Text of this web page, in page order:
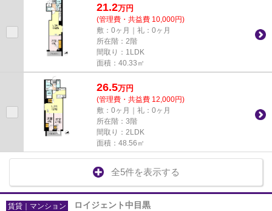
21.2万円
(管理費・共益費 10,000円)
敷：0ヶ月｜礼：0ヶ月
所在階：2階
間取り：1LDK
面積：40.33㎡
26.5万円
(管理費・共益費 12,000円)
敷：0ヶ月｜礼：0ヶ月
所在階：3階
間取り：2LDK
面積：48.56㎡
全5件を表示する
賃貸｜マンション ロイジェント中目黒